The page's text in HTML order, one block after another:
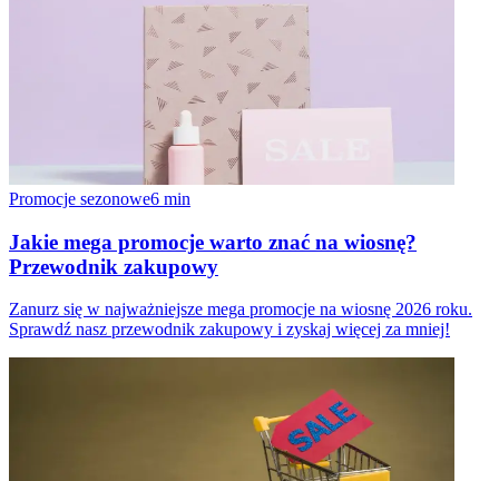
Promocje sezonowe6 min
Jakie mega promocje warto znać na wiosnę?
Przewodnik zakupowy
Zanurz się w najważniejsze mega promocje na wiosnę 2026 roku.
Sprawdź nasz przewodnik zakupowy i zyskaj więcej za mniej!